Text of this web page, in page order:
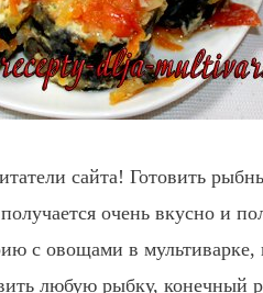
сайта! Готовить
очень вкусно и
с овощами в мультиварке,
любую рыбку, конечный